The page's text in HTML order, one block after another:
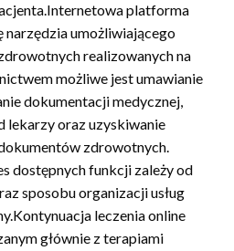
platforma
narzędzia umożliwiającego
realizowanych na
możliwe jest umawianie
dokumentacji medycznej,
lekarzy oraz uzyskiwanie
zdrowotnych.
dostępnych funkcji zależy od
sposobu organizacji usług
leczenia online
głównie z terapiami